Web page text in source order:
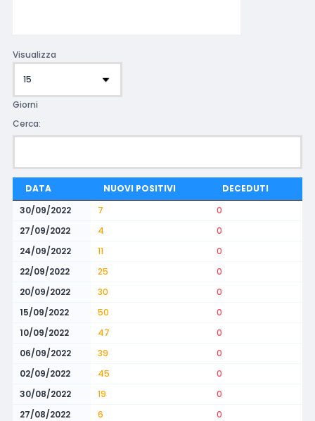
Visualizza
Giorni
Cerca:
DATA NUOVI POSITIVI
DECEDUTI
30/09/2022
7
0
27/09/2022
4
0
24/09/2022
11
0
22/09/2022
25
0
20/09/2022
30
0
15/09/2022
50
0
10/09/2022
47
0
06/09/2022
39
0
02/09/2022
45
0
30/08/2022
19
0
27/08/2022
6
0